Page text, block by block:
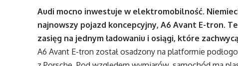
Audi mocno inwestuje w elektromobilność.
najnowszy pojazd koncepcyjny, A6 Avant E-tron.
zasięg na jednym ładowaniu i osiągi, które
A6 Avant E-tron został osadzony na platformie